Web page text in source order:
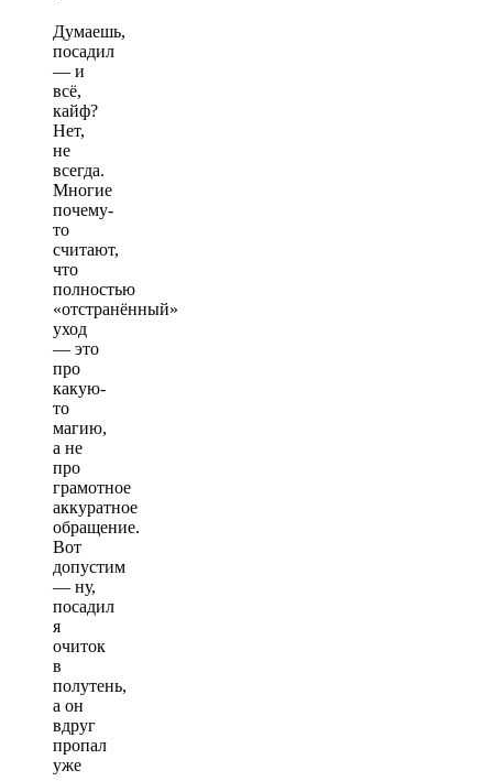
Думаешь,
посадил
— и
всё,
кайф?
Нет,
не
всегда.
Многие
почему-
то
считают,
что
полностью
«отстранённый»
уход
— это
про
какую-
то
магию,
а не
про
грамотное
аккуратное
обращение.
Вот
допустим
— ну,
посадил
я
очиток
в
полутень,
а он
вдруг
пропал
уже